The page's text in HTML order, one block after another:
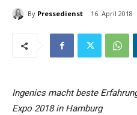
By Pressedienst 16. April 2018
Ingenics macht beste
Expo 2018 in Hamburg